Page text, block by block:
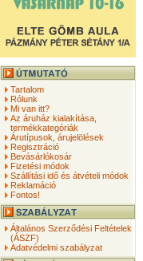
Tartalom
Rólunk
Mi van itt?
Az áruház kialakítása,
termékkategóriák
Árutípusok, árujelölések
Regisztráció
Bevásárlókosár
Fizetési módok
Szállítási idő és átvételi módok
Reklamáció
Fontos!
Általános Szerződési Feltételek
(ÁSZF)
Adatvédelmi szabályzat